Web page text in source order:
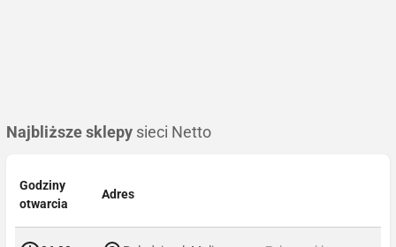
Najbliższe sklepy sieci Netto
Godziny
otwarcia
Adres